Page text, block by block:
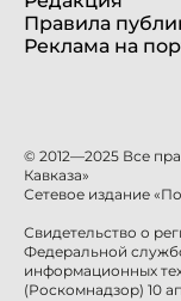
Правила
Реклама на
© 2012—2025 Все
Кавказа»
Сетевое издание
Свидетельство о
Федеральной
информационных
(Роскомнадзор) 10